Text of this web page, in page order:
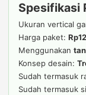
Spesifikasi
Ukuran vertical
Harga paket:
Menggunakan
Konsep desain:
Sudah termasuk
Sudah termasuk